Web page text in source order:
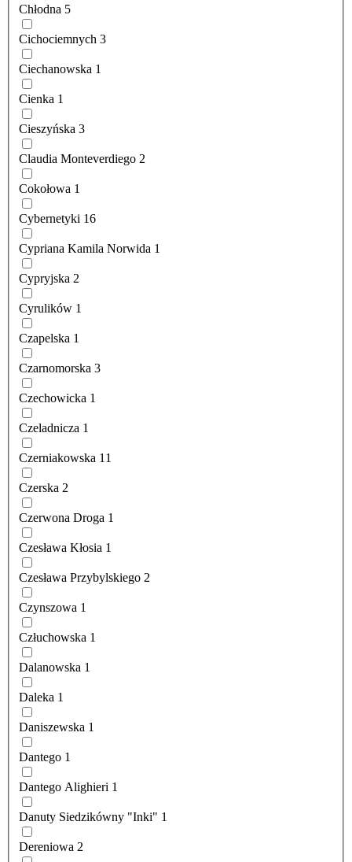
Chłodna 5
Cichociemnych 3
Ciechanowska 1
Cienka 1
Cieszyńska 3
Claudia Monteverdiego 2
Cokołowa 1
Cybernetyki 16
Cypriana Kamila Norwida 1
Cypryjska 2
Cyrulików 1
Czapelska 1
Czarnomorska 3
Czechowicka 1
Czeladnicza 1
Czerniakowska 11
Czerska 2
Czerwona Droga 1
Czesława Kłosia 1
Czesława Przybylskiego 2
Czynszowa 1
Człuchowska 1
Dalanowska 1
Daleka 1
Daniszewska 1
Dantego 1
Dantego Alighieri 1
Danuty Siedzikówny "Inki" 1
Dereniowa 2